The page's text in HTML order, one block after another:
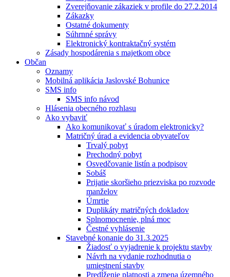
Zverejňovanie zákaziek v profile do 27.2.2014
Zákazky
Ostatné dokumenty
Súhrnné správy
Elektronický kontraktačný systém
Zásady hospodárenia s majetkom obce
Občan
Oznamy
Mobilná aplikácia Jaslovské Bohunice
SMS info
SMS info návod
Hlásenia obecného rozhlasu
Ako vybaviť
Ako komunikovať s úradom elektronicky?
Matričný úrad a evidencia obyvateľov
Trvalý pobyt
Prechodný pobyt
Osvedčovanie listín a podpisov
Sobáš
Prijatie skoršieho priezviska po rozvode
manželov
Úmrtie
Duplikáty matričných dokladov
Splnomocnenie, plná moc
Čestné vyhlásenie
Stavebné konanie do 31.3.2025
Žiadosť o vyjadrenie k projektu stavby
Návrh na vydanie rozhodnutia o
umiestnení stavby
Predĺženie platnosti a zmena územného